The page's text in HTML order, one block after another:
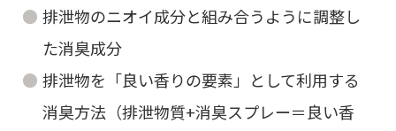
排泄物のニオイ成分と組み合うように調整し
た消臭成分
排泄物を「良い香りの要素」として利用する
消臭方法（排泄物質+消臭スプレー＝良い香